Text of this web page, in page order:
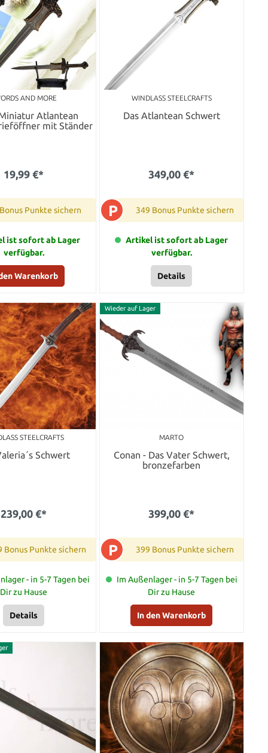
AND MORE
Atlantean
mit Ständer
19,99 €*
Punkte sichern
ist sofort ab Lager
verfügbar.
Warenkorb
WINDLASS STEELCRAFTS
Das Atlantean Schwert
349,00 €*
P 349 Bonus Punkte sichern
Artikel ist sofort ab Lager
verfügbar.
Details
STEELCRAFTS
Schwert
239,00 €*
Bonus Punkte sichern
- in 5-7 Tagen bei
Dir zu Hause
Details
Wieder auf Lager
MARTO
Conan - Das Vater Schwert,
bronzefarben
399,00 €*
P 399 Bonus Punkte sichern
Im Außenlager - in 5-7 Tagen bei
Dir zu Hause
In den Warenkorb